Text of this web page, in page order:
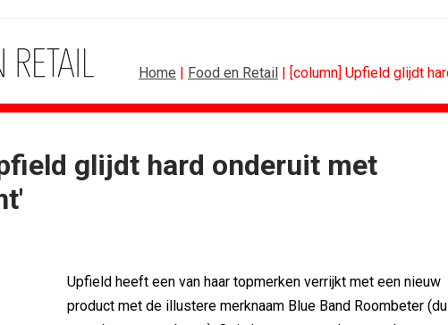
Home | Food en Retail | [column] Upfield glijdt
glijdt hard onderuit met
Upfield heeft een van haar topmerken verrijkt met een nieuw
product met de illustere merknaam Blue Band Roombeter
BUREAUS
Lamborghini maakt ambitie leidend
Havas neemt SportVibes over
Substack breidt uit in
WWF en CPNB introduceren